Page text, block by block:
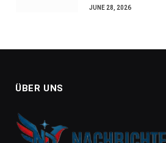
JUNE 28, 2026
ÜBER UNS